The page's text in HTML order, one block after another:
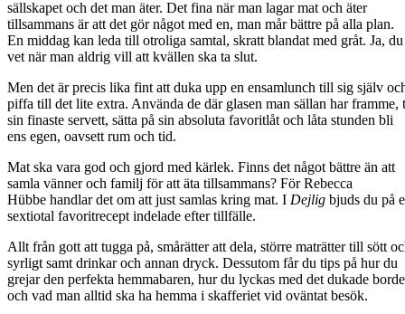
sällskapet och det man äter. Det fina när man lagar mat och äter
tillsammans är att det gör något med en, man mår bättre på alla plan.
En middag kan leda till otroliga samtal, skratt blandat med gråt. Ja, du
vet när man aldrig vill att kvällen ska ta slut.
Men det är precis lika fint att duka upp en ensamlunch till sig själv
piffa till det lite extra. Använda de där glasen man sällan har framme,
sin finaste servett, sätta på sin absoluta favoritlåt och låta stunden bli
ens egen, oavsett rum och tid.
Mat ska vara god och gjord med kärlek. Finns det något bättre än att
samla vänner och familj för att äta tillsammans? För Rebecca
Hübbe handlar det om att just samlas kring mat. I Dejlig bjuds du på
sextiotal favoritrecept indelade efter tillfälle.
Allt från gott att tugga på, smårätter att dela, större maträtter till sött
syrligt samt drinkar och annan dryck. Dessutom får du tips på hur du
grejar den perfekta hemmabaren, hur du lyckas med det dukade
och vad man alltid ska ha hemma i skafferiet vid oväntat besök.